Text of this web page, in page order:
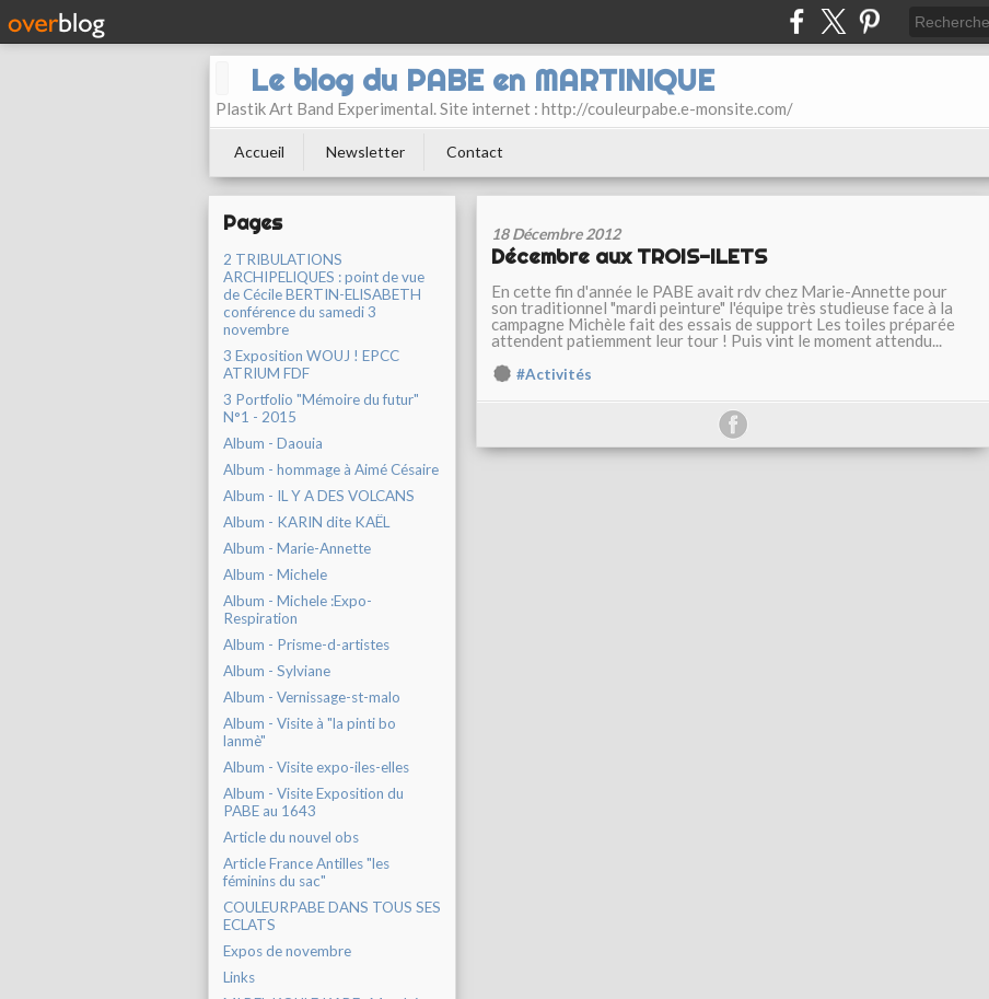
Le blog du PABE en MARTINIQUE
Plastik Art Band Experimental. Site internet : http://couleurpabe.e-monsite.com/
Accueil Newsletter Contact
Pages
2 TRIBULATIONS
ARCHIPELIQUES : point de vue
de Cécile BERTIN-ELISABETH
conférence du samedi 3
novembre
3 Exposition WOUJ ! EPCC
ATRIUM FDF
3 Portfolio "Mémoire du futur"
N°1 - 2015
Album - Daouia
Album - hommage à Aimé Césaire
Album - IL Y A DES VOLCANS
Album - KARIN dite KAËL
Album - Marie-Annette
Album - Michele
Album - Michele :Expo-
Respiration
Album - Prisme-d-artistes
Album - Sylviane
Album - Vernissage-st-malo
Album - Visite à "la pinti bo
lanmè"
Album - Visite expo-iles-elles
Album - Visite Exposition du
PABE au 1643
Article du nouvel obs
Article France Antilles "les
féminins du sac"
COULEURPABE DANS TOUS SES
ECLATS
Expos de novembre
Links
18 Décembre 2012
Décembre aux TROIS-ILETS
En cette fin d'année le PABE avait rdv chez Marie-Annette pour
son traditionnel "mardi peinture" l'équipe très studieuse face à la
campagne Michèle fait des essais de support Les toiles préparée
attendent patiemment leur tour ! Puis vint le moment attendu...
#Activités